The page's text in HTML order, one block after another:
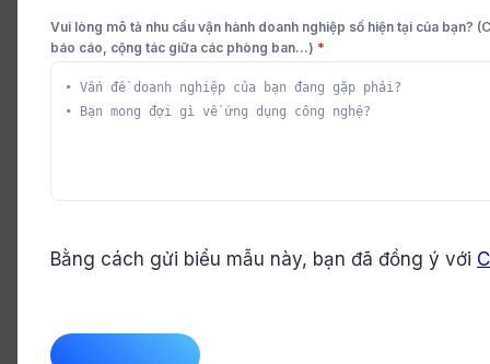
tư
Vui lòng mô tả nhu cầu vận hành doanh nghiệp số hiện tại của bạn?
báo cáo, cộng tác giữa các phòng ban...) *
Bằng cách gửi biểu mẫu này, bạn đã đồng ý với